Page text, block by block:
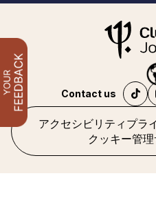
アクセシビリティ プラ
クッキー管理
Contact us